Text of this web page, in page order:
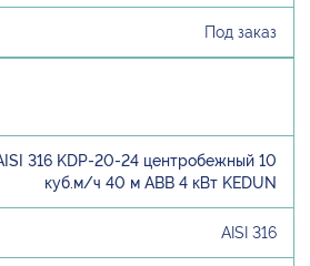
Под заказ
316 KDP-20-24 центробежный 10
куб.м/ч 40 м ABB 4 кВт KEDUN
AISI 316